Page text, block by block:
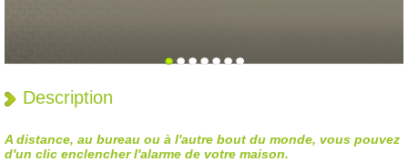
Description
A distance, au bureau ou à l'autre bout du monde, vous pouvez
d'un clic enclencher l'alarme de votre maison.